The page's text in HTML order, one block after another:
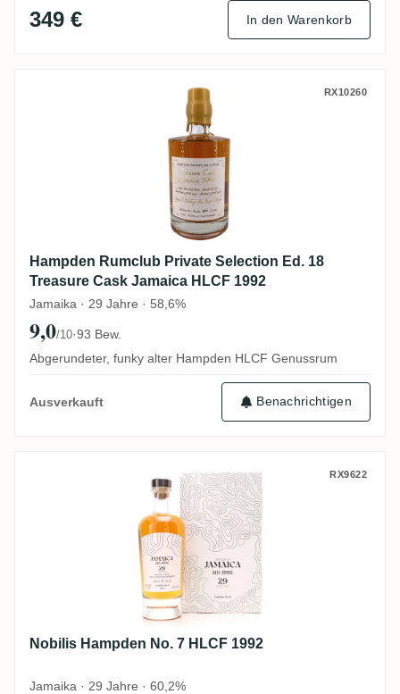
349 € In den Warenkorb
Hampden Rumclub Private Selection Ed.
RX10260
Hampden Rumclub Private Selection Ed. 18
Treasure Cask Jamaica HLCF 1992
Jamaika · 29 Jahre · 58,6%
9,0/10·93 Bew.
Abgerundeter, funky alter Hampden HLCF Genussrum
Ausverkauft Benachrichtigen
Nobilis Hampden No. 7 HLCF 1992 RX9622
Nobilis Hampden No. 7 HLCF 1992
Jamaika · 29 Jahre · 60,2%